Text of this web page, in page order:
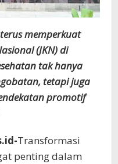
terus memperkuat
(JKN) di
tak hanya
tetapi juga
promotif
Transformasi
penting dalam